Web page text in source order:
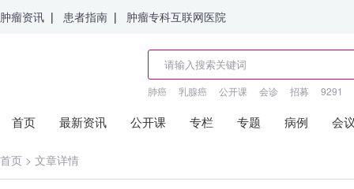
肿瘤资讯 | 患者指南 | 肿瘤专科互联网医院
肺癌 乳腺癌 公开课 会诊 招募 9291
首页 最新资讯 公开课 专栏 专题 病例 会
首页 > 文章详情